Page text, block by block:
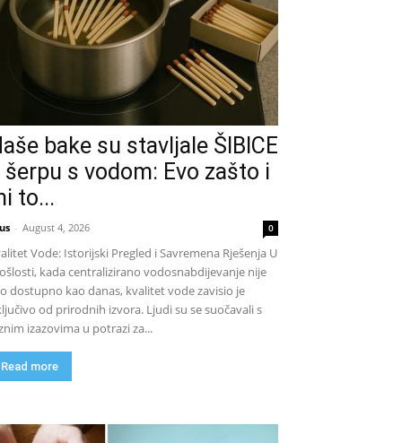
bake su stavljale ŠIBICE
šerpu s vodom: Evo zašto i
to...
- August 4, 2026 0
Vode: Istorijski Pregled i Savremena Rješenja U
kada centralizirano vodosnabdijevanje nije
dostupno kao danas, kvalitet vode zavisio je
od prirodnih izvora. Ljudi su se suočavali s
izazovima u potrazi za...
Read more